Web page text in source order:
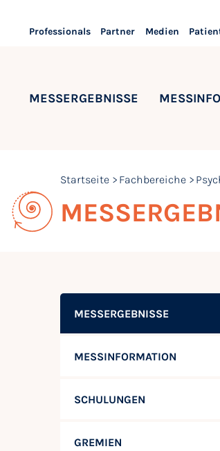
Professionals Partner Medien
MESSERGEBNISSE
Startseite Fachbereiche
MESSERGEBNISSE
MESSINFORMATION
SCHULUNGEN
GREMIEN